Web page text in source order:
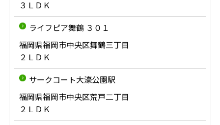
３ＬＤＫ
ライフピア舞鶴 ３０１
福岡県福岡市中央区舞鶴三丁目
２ＬＤＫ
サークコート大濠公園駅
福岡県福岡市中央区荒戸二丁目
２ＬＤＫ